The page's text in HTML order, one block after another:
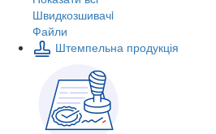
Швидкозшивачi
Файли
Штемпельна продукція